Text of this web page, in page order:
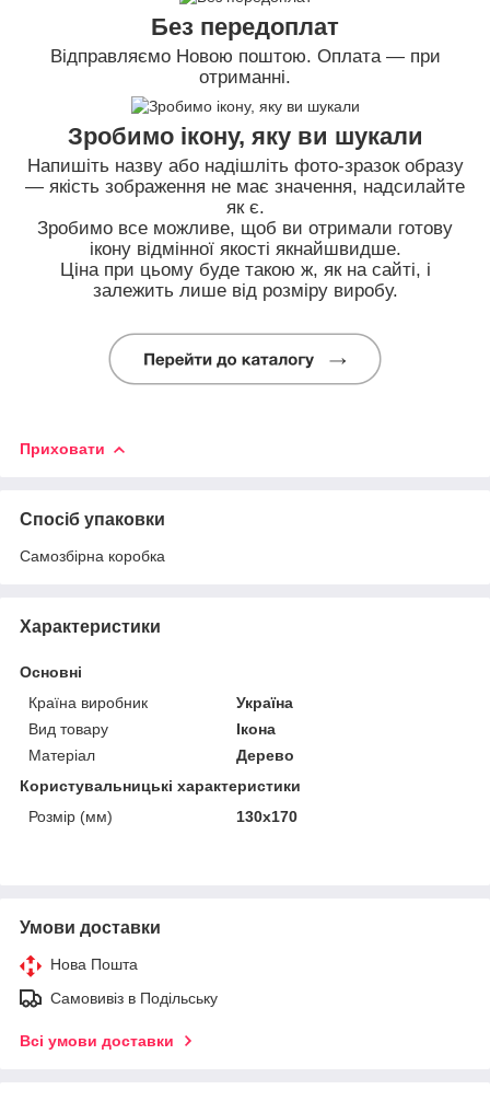
Без передоплат
Відправляємо Новою поштою. Оплата — при
отриманні.
Зробимо ікону, яку ви шукали
Напишіть назву або надішліть фото-зразок образу
— якість зображення не має значення, надсилайте
як є.
Зробимо все можливе, щоб ви отримали готову
ікону відмінної якості якнайшвидше.
Ціна при цьому буде такою ж, як на сайті, і
залежить лише від розміру виробу.
Приховати
Спосіб упаковки
Самозбірна коробка
Характеристики
Основні
Країна виробник
Україна
Вид товару
Ікона
Матеріал
Дерево
Користувальницькі характеристики
Розмір (мм)
130х170
Умови доставки
Нова Пошта
Самовивіз в Подільську
Всі умови доставки